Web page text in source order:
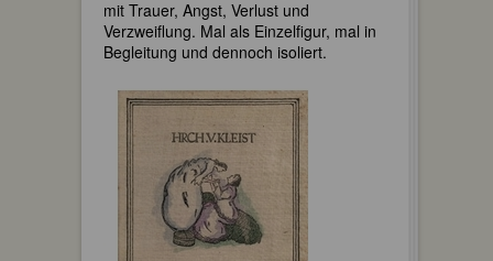
mit Trauer, Angst, Verlust und
Verzweiflung. Mal als Einzelfigur, mal in
Begleitung und dennoch isoliert.